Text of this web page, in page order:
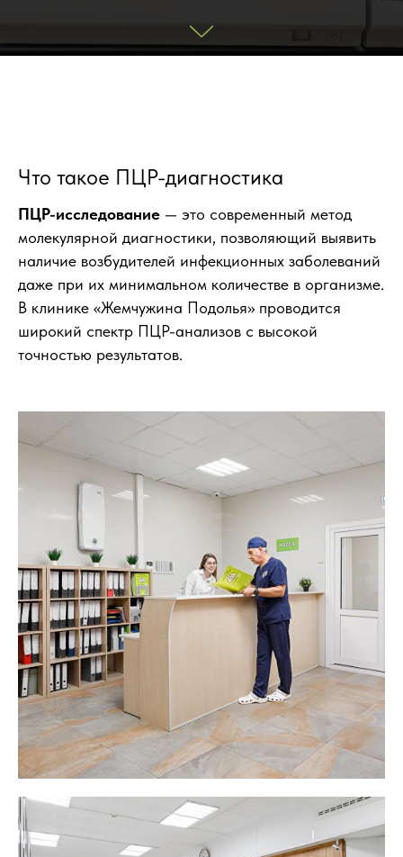
Что такое ПЦР-диагностика
ПЦР-исследование — это современный метод
молекулярной диагностики, позволяющий выявить
наличие возбудителей инфекционных заболеваний
даже при их минимальном количестве в организме.
В клинике «Жемчужина Подолья» проводится
широкий спектр ПЦР-анализов с высокой
точностью результатов.